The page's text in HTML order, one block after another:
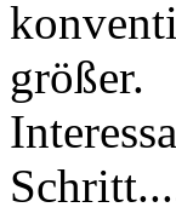
größer.